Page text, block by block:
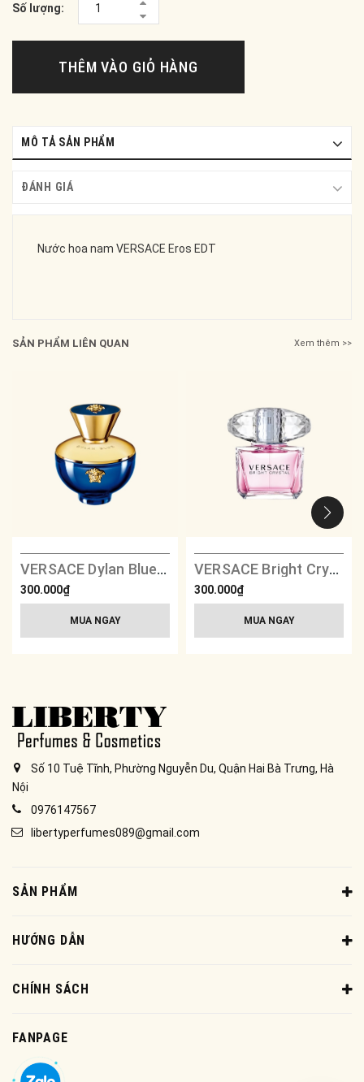
Số lượng:
THÊM VÀO GIỎ HÀNG
MÔ TẢ SẢN PHẨM
ĐÁNH GIÁ
Nước hoa nam VERSACE Eros EDT
SẢN PHẨM LIÊN QUAN Xem thêm >>
VERSACE Dylan Blue Pour Femme
300.000₫
MUA NGAY
VERSACE Bright Crystal
300.000₫
MUA NGAY
Số 10 Tuệ Tĩnh, Phường Nguyễn Du, Quận Hai Bà Trưng, Hà
Nội
0976147567
libertyperfumes089@gmail.com
SẢN PHẨM
HƯỚNG DẪN
CHÍNH SÁCH
FANPAGE